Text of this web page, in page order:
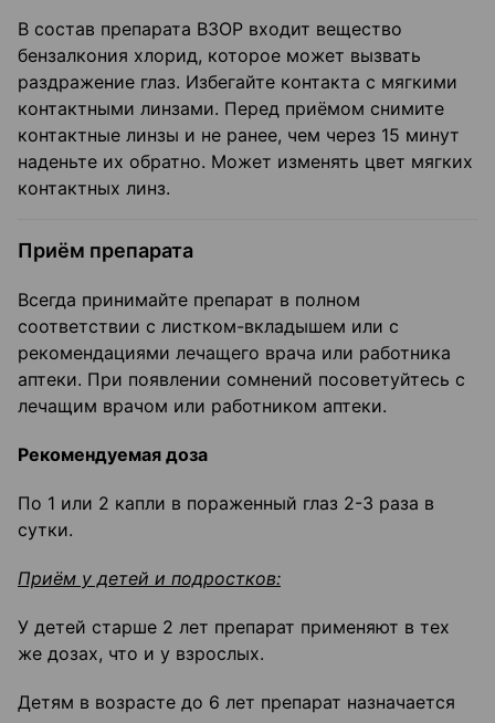
В состав препарата ВЗОР входит вещество
бензалкония хлорид, которое может вызвать
раздражение глаз. Избегайте контакта с мягкими
контактными линзами. Перед приёмом снимите
контактные линзы и не ранее, чем через 15 минут
наденьте их обратно. Может изменять цвет мягких
контактных линз.
Приём препарата
Всегда принимайте препарат в полном
соответствии с листком-вкладышем или с
рекомендациями лечащего врача или работника
аптеки. При появлении сомнений посоветуйтесь с
лечащим врачом или работником аптеки.
Рекомендуемая доза
По 1 или 2 капли в пораженный глаз 2-3 раза в
сутки.
Приём у детей и подростков:
У детей старше 2 лет препарат применяют в тех
же дозах, что и у взрослых.
Детям в возрасте до 6 лет препарат назначается